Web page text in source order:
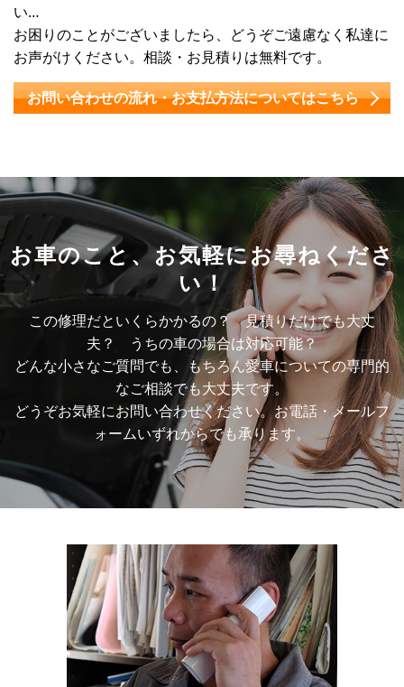
い…
お困りのことがございましたら、どうぞご遠慮なく私達に
お声がけください。相談・お見積りは無料です。
お問い合わせの流れ・お支払方法についてはこちら
お車のこと、お気軽にお尋ねくださ
い！
この修理だといくらかかるの？ 見積りだけでも大丈
夫？ うちの車の場合は対応可能？
どんな小さなご質問でも、もちろん愛車についての専門的
なご相談でも大丈夫です。
どうぞお気軽にお問い合わせください。お電話・メールフ
ォームいずれからでも承ります。